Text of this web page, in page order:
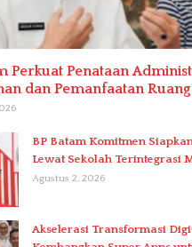
Perkuat Penataan
dan Pemanfaatan
BP Batam Komitmen
Lewat Sekolah Terintegrasi
Agustus 2, 2026
Akselerasi Transformasi